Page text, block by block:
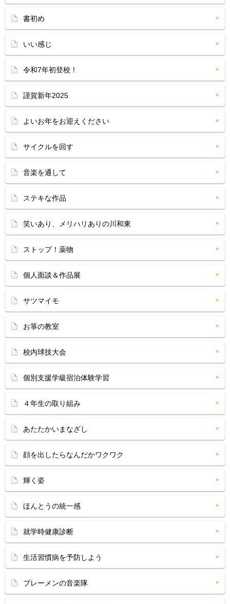
書初め
いい感じ
令和7年初登校！
謹賀新年2025
よいお年をお迎えください
サイクルを回す
音楽を通して
ステキな作品
笑いあり、メリハリありの川和東
ストップ！薬物
個人面談＆作品展
サツマイモ
お箏の教室
校内球技大会
個別支援学級宿泊体験学習
４年生の取り組み
あたたかいまなざし
顔を出したらなんだかワクワク
輝く姿
ほんとうの統一感
就学時健康診断
生活習慣病を予防しよう
ブレーメンの音楽隊